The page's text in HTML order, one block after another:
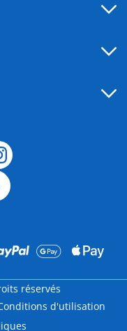
réservés
d'utilisation